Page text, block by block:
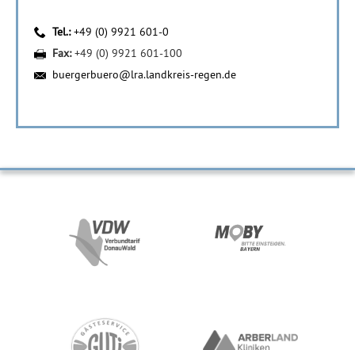
Tel.:+49 (0) 9921 601-0
Fax:+49 (0) 9921 601-100
buergerbuero@lra.landkreis-regen.de